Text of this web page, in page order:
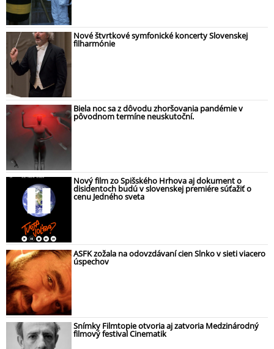
Nové štvrtkové symfonické koncerty Slovenskej
filharmónie
Biela noc sa z dôvodu zhoršovania pandémie v
pôvodnom termíne neuskutoční.
Nový film zo Spišského Hrhova aj dokument o
disidentoch budú v slovenskej premiére súťažiť o
cenu Jedného sveta
ASFK zožala na odovzdávaní cien Slnko v sieti viacero
úspechov
Snímky Filmtopie otvoria aj zatvoria Medzinárodný
filmový festival Cinematik